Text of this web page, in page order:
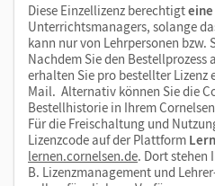
Diese Einzellizenz berechtigt
Unterrichtsmanagers, solange
kann nur von Lehrpersonen bzw.
Nachdem Sie den Bestellprozess
erhalten Sie pro bestellter Lizenz
Mail. Alternativ können Sie die
Bestellhistorie in Ihrem
Für die Freischaltung und
Lizenzcode auf der Plattform
lernen.cornelsen.de. Dort stehen
B. Lizenzmanagement und